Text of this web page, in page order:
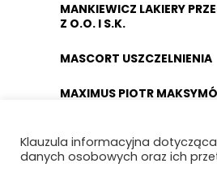
MANKIEWICZ LAKIERY
Z O.O. I S.K.
MASCORT USZCZELNIENIA
MAXIMUS PIOTR
MCMET SP. Z O.O.
Klauzula informacyjna
danych osobowych oraz ich